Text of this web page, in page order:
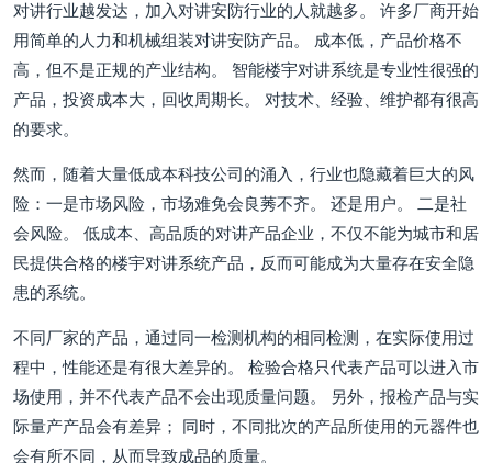
对讲行业越发达，加入对讲安防行业的人就越多。 许多厂商开始
用简单的人力和机械组装对讲安防产品。 成本低，产品价格不
高，但不是正规的产业结构。 智能楼宇对讲系统是专业性很强的
产品，投资成本大，回收周期长。 对技术、经验、维护都有很高
的要求。
然而，随着大量低成本科技公司的涌入，行业也隐藏着巨大的风
险：一是市场风险，市场难免会良莠不齐。 还是用户。 二是社
会风险。 低成本、高品质的对讲产品企业，不仅不能为城市和居
民提供合格的楼宇对讲系统产品，反而可能成为大量存在安全隐
患的系统。
不同厂家的产品，通过同一检测机构的相同检测，在实际使用过
程中，性能还是有很大差异的。 检验合格只代表产品可以进入市
场使用，并不代表产品不会出现质量问题。 另外，报检产品与实
际量产产品会有差异； 同时，不同批次的产品所使用的元器件也
会有所不同，从而导致成品的质量。